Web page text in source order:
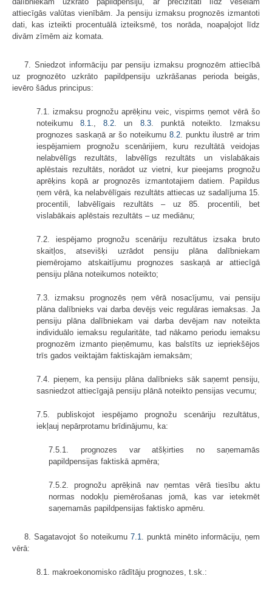
attiecīgās valūtas vienībām. Ja pensiju izmaksu prognozēs izmantoti
dati, kas izteikti procentuālā izteiksmē, tos norāda, noapaļojot līdz
divām zīmēm aiz komata.
7. Sniedzot informāciju par pensiju izmaksu prognozēm attiecībā
uz prognozēto uzkrāto papildpensiju uzkrāšanas perioda beigās,
ievēro šādus principus:
7.1. izmaksu prognožu aprēķinu veic, vispirms ņemot vērā šo
noteikumu8.1 .,8.2 . un 8.3. punktā noteikto. Izmaksu
prognozes saskaņā ar šo noteikumu 8.2 . punktu ilustrē ar trim
iespējamiem prognožu scenārijiem, kuru rezultātā veidojas
nelabvēlīgs rezultāts, labvēlīgs rezultāts un vislabākais
aplēstais rezultāts, norādot uz vietni, kur pieejams prognožu
aprēķins kopā ar prognozēs izmantotajiem datiem. Papildus
ņem vērā, ka nelabvēlīgais rezultāts attiecas uz sadalījuma 15.
procentili, labvēlīgais rezultāts – uz 85. procentili, bet
vislabākais aplēstais rezultāts – uz mediānu;
7.2. iespējamo prognožu scenāriju rezultātus izsaka bruto
skaitļos, atsevišķi uzrādot pensiju plāna dalībniekam
piemērojamo atskaitījumu prognozes saskaņā ar attiecīgā
pensiju plāna noteikumos noteikto;
7.3. izmaksu prognozēs ņem vērā nosacījumu, vai pensiju
plāna dalībnieks vai darba devējs veic regulāras iemaksas. Ja
pensiju plāna dalībniekam vai darba devējam nav noteikta
individuālo iemaksu regularitāte, tad nākamo periodu iemaksu
prognozēm izmanto pieņēmumu, kas balstīts uz iepriekšējos
trīs gados veiktajām faktiskajām iemaksām;
7.4. pieņem, ka pensiju plāna dalībnieks sāk saņemt pensiju,
sasniedzot attiecīgajā pensiju plānā noteikto pensijas vecumu;
7.5. publiskojot iespējamo prognožu scenāriju rezultātus,
iekļauj nepārprotamu brīdinājumu, ka:
7.5.1. prognozes var atšķirties no saņemamās
papildpensijas faktiskā apmēra;
7.5.2. prognožu aprēķinā nav ņemtas vērā tiesību aktu
normas nodokļu piemērošanas jomā, kas var ietekmēt
saņemamās papildpensijas faktisko apmēru.
8. Sagatavojot šo noteikumu 7.1
. punktā minēto informāciju, ņem
vērā:
8.1. makroekonomisko rādītāju prognozes, t.sk.: